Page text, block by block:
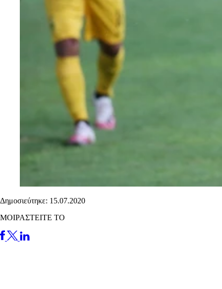
Δημοσιεύτηκε: 15.07.2020
ΜΟΙΡΑΣΤΕΙΤΕ ΤΟ